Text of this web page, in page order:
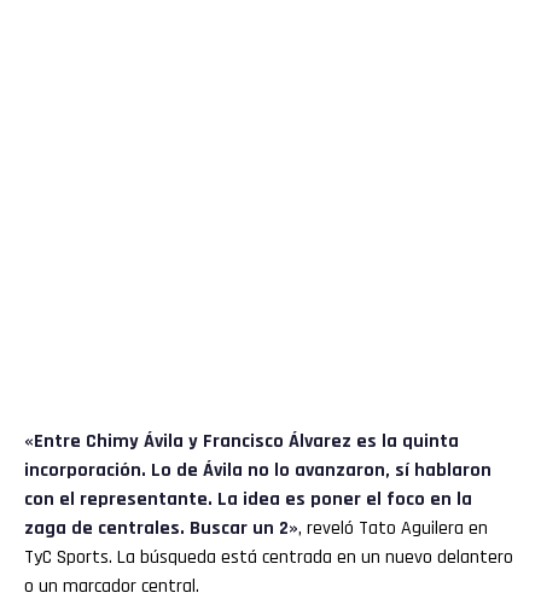
«Entre Chimy Ávila y Francisco Álvarez es la quinta
incorporación. Lo de Ávila no lo avanzaron, sí hablaron
con el representante. La idea es poner el foco en la
zaga de centrales. Buscar un 2», reveló Tato Aguilera en
TyC Sports. La búsqueda está centrada en un nuevo delantero
o un marcador central.